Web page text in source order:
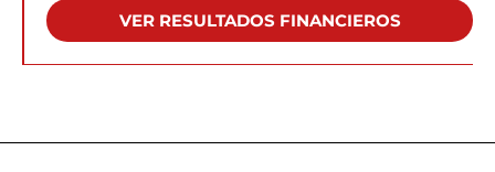
VER RESULTADOS FINANCIEROS